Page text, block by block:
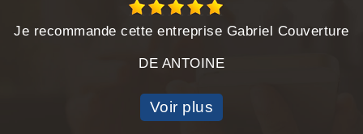
Je recommande cette entreprise Gabriel Couverture
DE ANTOINE
Voir plus